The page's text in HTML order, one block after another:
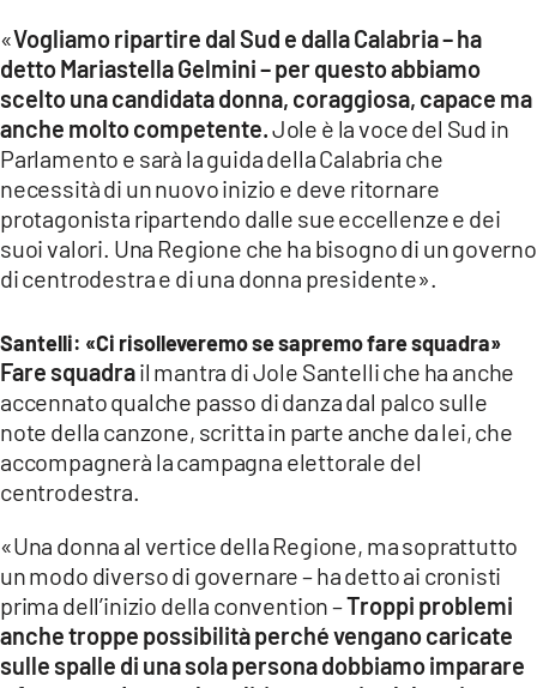
«Vogliamo ripartire dal Sud e dalla Calabria – ha
detto Mariastella Gelmini – per questo abbiamo
scelto una candidata donna, coraggiosa, capace ma
anche molto competente.Jole è la voce del Sud in
Parlamento e sarà la guida della Calabria che
necessità di un nuovo inizio e deve ritornare
protagonista ripartendo dalle sue eccellenze e dei
suoi valori. Una Regione che ha bisogno di un governo
di centrodestra e di una donna presidente».
Santelli: «Ci risolleveremo se sapremo fare squadra»
Fare squadrail mantra di Jole Santelli che ha anche
accennato qualche passo di danza dal palco sulle
note della canzone, scritta in parte anche da lei, che
accompagnerà la campagna elettorale del
centrodestra.
«Una donna al vertice della Regione, ma soprattutto
un modo diverso di governare – ha detto ai cronisti
prima dell’inizio della convention –Troppi problemi
anche troppe possibilità perché vengano caricate
sulle spalle di una sola persona dobbiamo imparare